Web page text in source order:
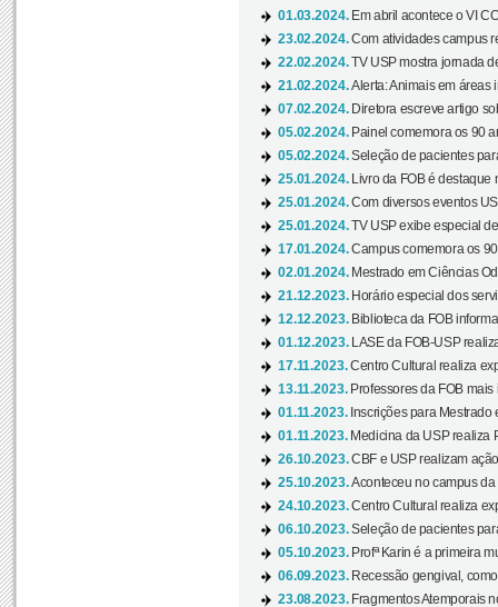
01.03.2024. Em abril acontece o VI
23.02.2024.Com atividades campus
22.02.2024.TV USP mostra jornada
21.02.2024.Alerta: Animais em áreas
07.02.2024. Diretora escreve artigo
05.02.2024. Painel comemora os 90
05.02.2024.Seleção de pacientes
25.01.2024.
Livro da FOB é destaque
25.01.2024.Com diversos eventos
25.01.2024.TV USP exibe especial
17.01.2024.Campus comemora os
02.01.2024. Mestrado em Ciências
21.12.2023. Horário especial dos
12.12.2023. Biblioteca da FOB
01.12.2023.
LASE da FOB-USP
17.11.2023.Centro Cultural realiza
13.11.2023. Professores da FOB
01.11.2023. Inscrições para
01.11.2023. Medicina da USP realiza
26.10.2023.CBF e USP realizam
25.10.2023.Aconteceu no campus da
24.10.2023.Centro Cultural realiza
06.10.2023.Seleção de pacientes
05.10.2023. Profª Karin é a primeira
06.09.2023. Recessão gengival,
23.08.2023. Fragmentos Atemporais